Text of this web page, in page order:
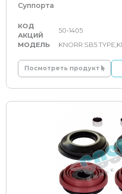
Суппорта
КОД
АКЦИЙ
50-1405
МОДЕЛЬ
Посмотреть продукт